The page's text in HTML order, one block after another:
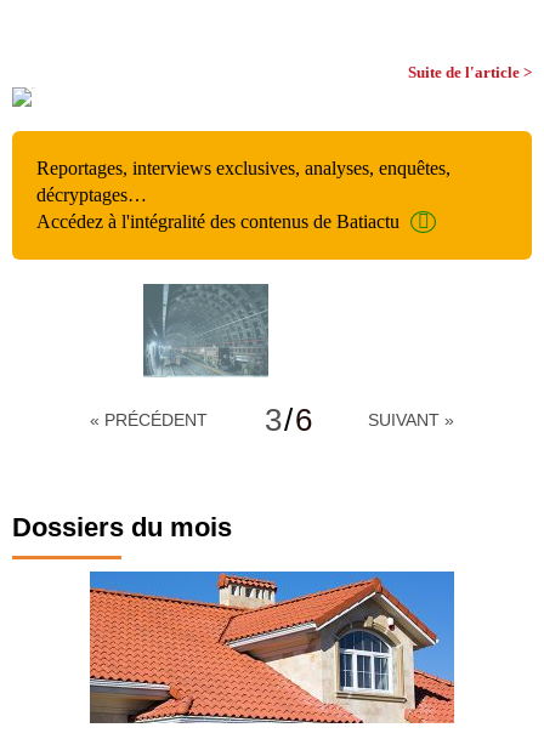
Suite de l'article >
Reportages, interviews exclusives, analyses, enquêtes,
décryptages…
Accédez à l'intégralité des contenus de Batiactu
« PRÉCÉDENT 3/6 SUIVANT »
Dossiers du mois